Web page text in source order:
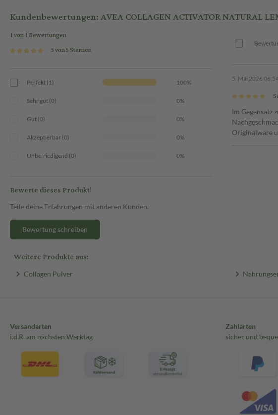
Kundenbewertungen: AVEA COLLAGEN ACTIVATOR NATURAL
1 von 1 Bewertungen
5 von 5 Sternen
Perfekt (1) 100%
Sehr gut (0) 0%
Gut (0) 0%
Akzeptierbar (0) 0%
Unbefriedigend (0) 0%
Bewerte dieses Produkt!
Teile deine Erfahrungen mit anderen Kunden.
Bewertung schreiben
5. Mai 2026
Im Gegensatz
Originalware
Weitere Produkte aus:
Collagen Pulver
Versandarten
i.d.R. am nächsten Werktag
Zahlarten
sicher und